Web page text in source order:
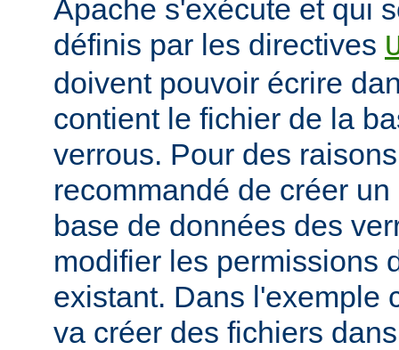
Apache s'exécute et qui
définis par les directives
doivent pouvoir écrire
contient le fichier de la
verrous. Pour des
recommandé de créer
base de données des
modifier les permissions
existant. Dans l'exemple
va créer des fichiers